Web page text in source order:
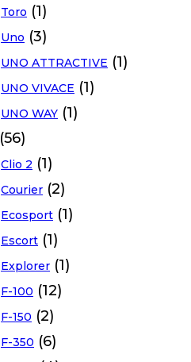
Toro (1)
Uno (3)
UNO ATTRACTIVE (1)
UNO VIVACE (1)
UNO WAY (1)
(56)
Clio 2 (1)
Courier (2)
Ecosport (1)
Escort (1)
Explorer (1)
F-100 (12)
F-150 (2)
F-350 (6)